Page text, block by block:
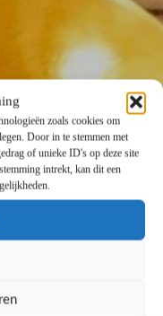
zoals cookies om
Door in te stemmen met
of unieke ID's op deze site
intrekt, kan dit een